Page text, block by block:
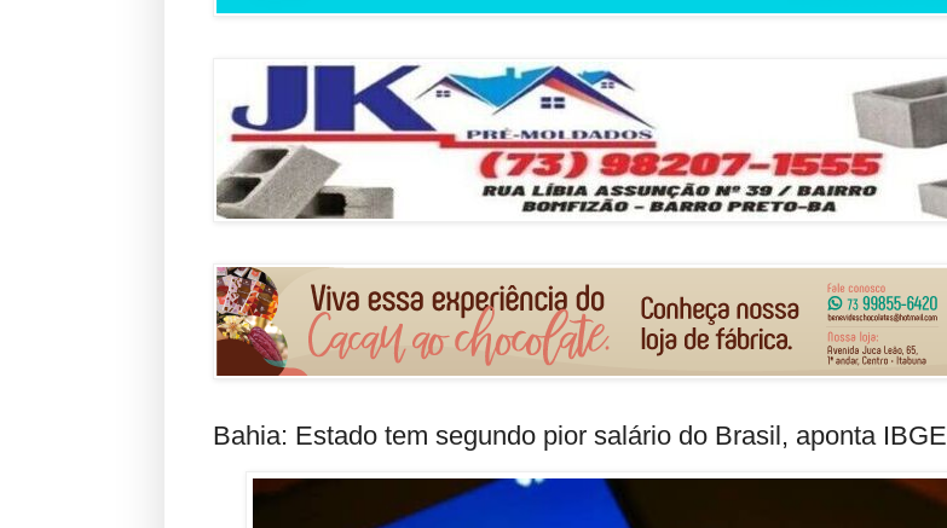
Bahia: Estado tem segundo pior salário do Brasil, aponta IBGE